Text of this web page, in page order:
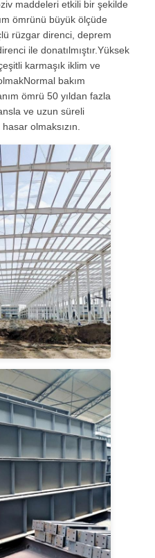
maddeleri etkili bir şekilde
ömrünü büyük ölçüde
rüzgar direnci, deprem
ile donatılmıştır.Yüksek
karmaşık iklim ve
bakım
ömrü 50 yıldan fazla
ve uzun süreli
olmaksızın.